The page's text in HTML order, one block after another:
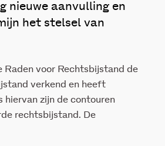
nieuwe aanvulling en
het stelsel van
voor Rechtsbijstand de
verkend en heeft
hiervan zijn de contouren
rechtsbijstand. De